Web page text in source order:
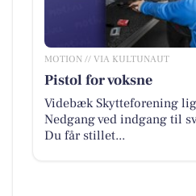
MOTION // VIA KULTUNAUT
Pistol for voksne
Videbæk Skytteforening
Nedgang ved indgang til
Du får stillet...